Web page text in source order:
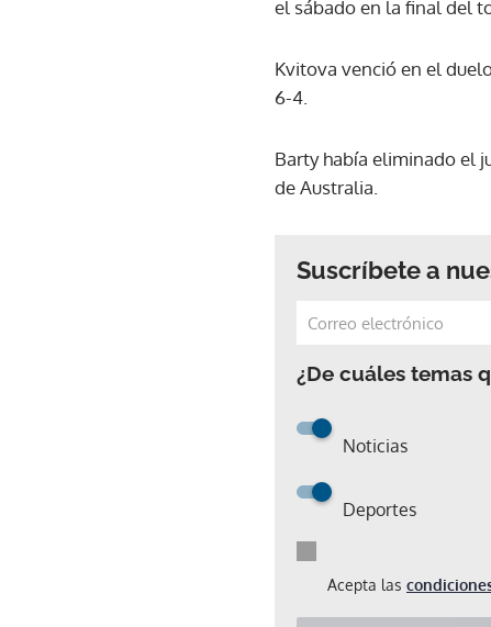
el sábado en la final del
Kvitova venció en el
6-4.
Barty había eliminado el
de Australia.
Suscríbete a
¿De cuáles temas
Noticias
Deportes
Acepta las